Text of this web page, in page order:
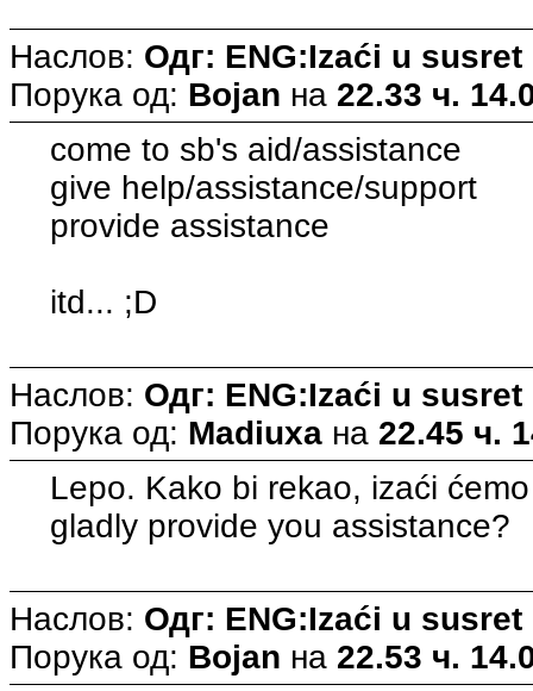
Наслов: Одг: ENG:Izaći u susret
Порука од: Bojan на 22.33 ч.
come to sb's aid/assistance
give help/assistance/support
provide assistance
itd... ;D
Наслов: Одг: ENG:Izaći u susret
Порука од: Madiuxa на 22.45 ч.
Lepo. Kako bi rekao, izaći
gladly provide you assistance?
Наслов: Одг: ENG:Izaći u susret
Порука од: Bojan на 22.53 ч.